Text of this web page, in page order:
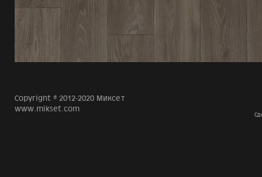
Copyright © 2012-2020 Миксет
www.mikset.com